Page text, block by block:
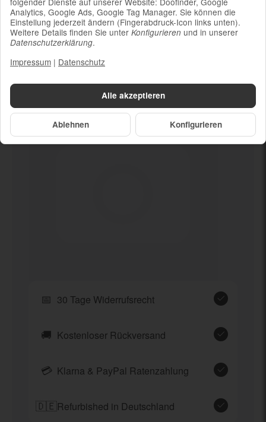
Ladestecker im Lieferumfang enthalten
📅 30 Tage Widerrufsrecht
🚚 Kostenloser Rückversand
💳 Klarna & PayPal Ratenzahlung
🇩🇪Refurbished in Deutschland
Alle akzeptieren
Ablehnen Konfigurieren
Analytics, Google Ads, Google Tag Manager. Sie können die
Einstellung jederzeit ändern (Fingerabdruck-Icon links unten).
Weitere Details finden Sie unter Konfigurieren und in unserer
Datenschutzerklärung.
Impressum | Datenschutz